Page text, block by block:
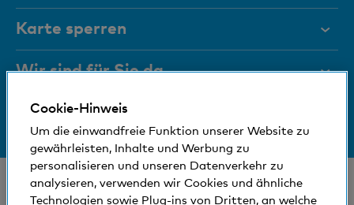
Dokumente
Magazin
Führungsgremien
Medien
Sozial und umweltfreundlich
Digital Banking
Hilfe und Kontakt
Newsletter
Standorte
Self Onboarding
Karte sperren
+41 (0)800 88 99 66
Wir sind für Sie da
Hilfe & Kontakt
Bankinfos
© Bank Cler AG
Cookie-Hinweis
Um die einwandfreie Funktion unserer Website zu
gewährleisten, Inhalte und Werbung zu
personalisieren und unseren Datenverkehr zu
analysieren, verwenden wir Cookies und ähnliche
Technologien sowie Plug-ins von Dritten, an welche